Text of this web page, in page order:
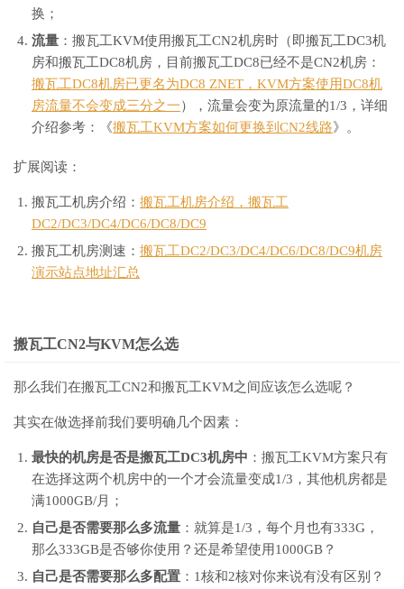
换；
流量 ：搬瓦工KVM使用搬瓦工CN2机房时（即搬瓦工DC3机
房和搬瓦工DC8机房，目前搬瓦工DC8已经不是CN2机房：
搬瓦工DC8机房已更名为DC8 ZNET，KVM方案使用DC8机
房流量不会变成三分之一），流量会变为原流量的1/3，详细
介绍参考：《搬瓦工KVM方案如何更换到CN2线路》。
扩展阅读：
搬瓦工机房介绍： 搬瓦工机房介绍，搬瓦工
DC2/DC3/DC4/DC6/DC8/DC9
搬瓦工机房测速： 搬瓦工DC2/DC3/DC4/DC6/DC8/DC9机房
演示站点地址汇总
搬瓦工CN2与KVM怎么选
那么我们在搬瓦工CN2和搬瓦工KVM之间应该怎么选呢？
其实在做选择前我们要明确几个因素：
最快的机房是否是搬瓦工DC3机房中 ：搬瓦工KVM方案只有
在选择这两个机房中的一个才会流量变成1/3，其他机房都是
满1000GB/月；
自己是否需要那么多流量 ：就算是1/3，每个月也有333G，
那么333GB是否够你使用？还是希望使用1000GB？
自己是否需要那么多配置 ：1核和2核对你来说有没有区别？